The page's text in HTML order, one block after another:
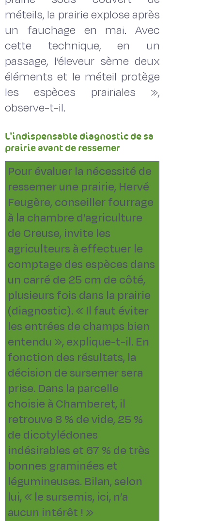
méteils, la prairie explose après
un fauchage en mai. Avec
cette technique, en un
passage, l’éleveur sème deux
éléments et le méteil protège
les espèces prairiales »,
observe-t-il.
L’indispensable diagnostic de sa
prairie avant de ressemer
Pour évaluer la nécessité de
ressemer une prairie, Hervé
Feugère, conseiller fourrage
à la chambre d’agriculture
de Creuse, invite les
agriculteurs à effectuer le
comptage des espèces dans
un carré de 25 cm de côté,
plusieurs fois dans la prairie
(diagnostic). « Il faut éviter
les entrées de champs bien
entendu », explique-t-il. En
fonction des résultats, la
décision de sursemer sera
prise. Dans la parcelle
choisie à Chamberet, il
retrouve 8 % de vide, 25 %
de dicotylédones
indésirables et 67 % de très
bonnes graminées et
légumineuses. Bilan, selon
lui, « le sursemis, ici, n’a
aucun intérêt ! »